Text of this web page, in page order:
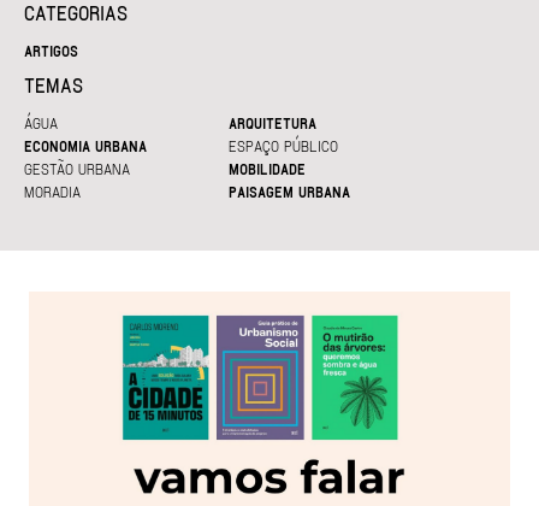
CATEGORIAS
ARTIGOS
TEMAS
ÁGUA
ARQUITETURA
ECONOMIA URBANA
ESPAÇO PÚBLICO
GESTÃO URBANA
MOBILIDADE
MORADIA
PAISAGEM URBANA